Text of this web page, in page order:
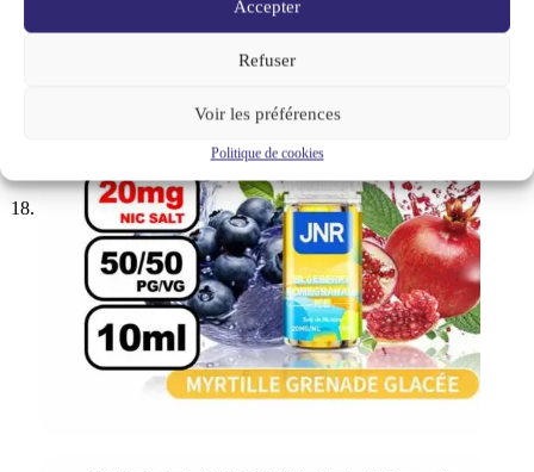
Accepter
Refuser
Voir les préférences
Politique de cookies